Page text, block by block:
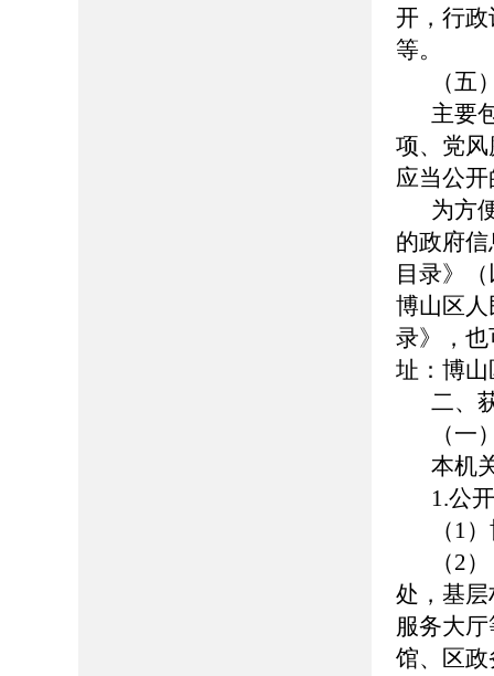
开，行
等。
（五
主要
项、党
应当公
为方
的政府
目录》
博山区人
录》，
址：博
二、
（一
本机
1.公
（1
（2
处，基
服务大
馆、区